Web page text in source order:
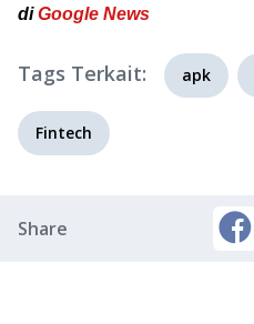
diGoogle News
Tags Terkait: apk
Fintech
Share